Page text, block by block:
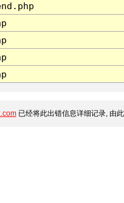
已经将此出错信息详细记录, 由